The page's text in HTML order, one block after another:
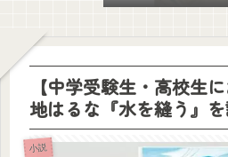
ノート、毎日が充
【中学受験生・高校生
地はるな『水を縫う』
小説